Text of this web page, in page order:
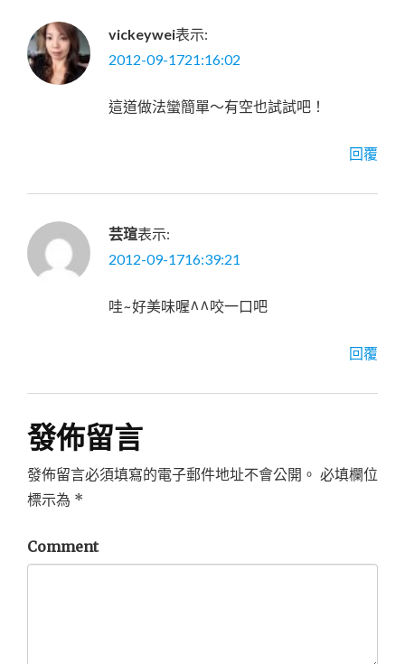
vickeywei表示:
2012-09-1721:16:02
這道做法蠻簡單～有空也試試吧！
回覆
芸瑄表示:
2012-09-1716:39:21
哇~好美味喔^^咬一口吧
回覆
發佈留言
發佈留言必須填寫的電子郵件地址不會公開。 必填欄位
標示為 *
Comment